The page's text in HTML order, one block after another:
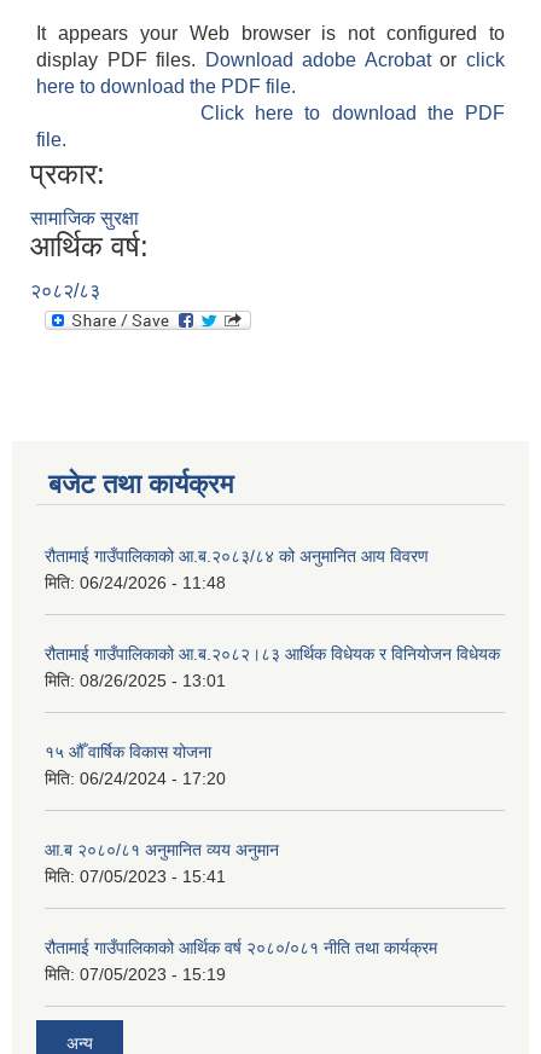
It appears your Web browser is not configured to
display PDF files.
Download adobe Acrobatorclick
here to download the PDF file.
Click here to download the PDF
file.
प्रकार:
सामाजिक सुरक्षा
आर्थिक वर्ष:
२०८२/८३
बजेट तथा कार्यक्रम
रौतामाई गाउँपालिकाको आ.ब.२०८३/८४ को अनुमानित आय विवरण
मिति: 06/24/2026 - 11:48
रौतामाई गाउँपालिकाको आ.ब.२०८२।८३ आर्थिक विधेयक र विनियोजन विधेयक
मिति: 08/26/2025 - 13:01
१५ औँ वार्षिक विकास योजना
मिति: 06/24/2024 - 17:20
आ.ब २०८०/८१ अनुमानित व्यय अनुमान
मिति: 07/05/2023 - 15:41
रौतामाई गाउँपालिकाको आर्थिक वर्ष २०८०/०८१ नीति तथा कार्यक्रम
मिति: 07/05/2023 - 15:19
अन्य